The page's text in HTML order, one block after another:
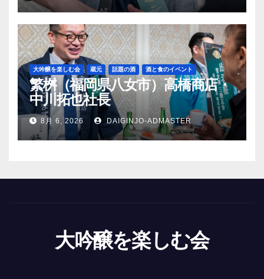
大吟醸を楽しむ会 蔵元 話題の酒 酒と食のイベント
繁桝（福岡県八女市）高橋商店・
中川拓也社長
8月 6, 2026 DAIGINJO-ADMASTER
大吟醸を楽しむ会